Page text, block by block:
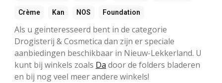
Crème Kan NOS Foundation
Als u geinteresseerd bent in de categorie
Drogisterij & Cosmetica dan zijn er speciale
aanbiedingen beschikbaar in Nieuw-Lekkerland. U
kunt bij winkels zoals Da door de folders bladeren
en bij nog veel meer andere winkels!